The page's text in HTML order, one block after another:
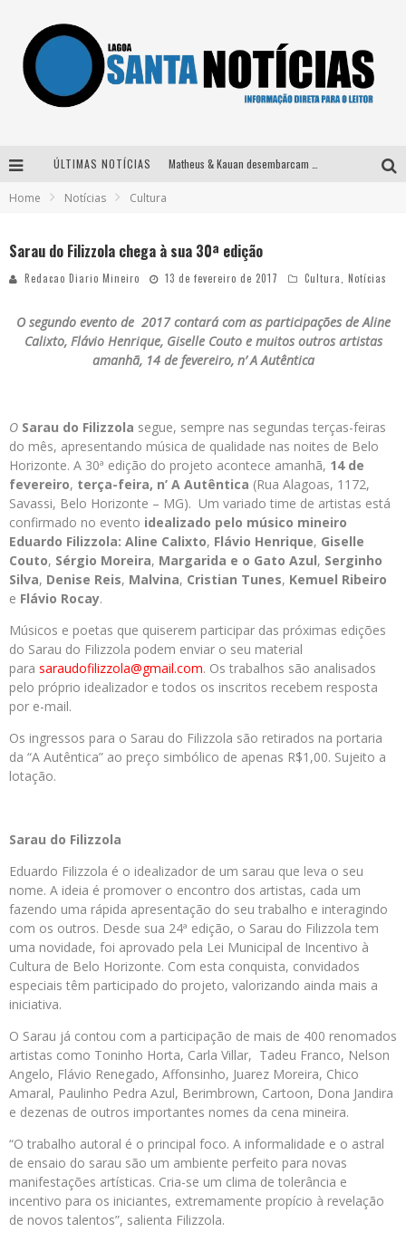
ÚLTIMAS NOTÍCIAS
Após sair da KondZilla, DJ Danny Albuquerque inicia nova fase
Home Notícias Cultura
Sarau do Filizzola chega à sua 30ª edição
Redacao Diario Mineiro 13 de fevereiro de 2017 Cultura Notícias
O segundo evento de 2017 contará com as participações deAline
Calixto, Flávio Henrique, Giselle Couto e muitos outros artistas
amanhã, 14 de fevereiro, n’ A Autêntica
O Sarau do Filizzola segue, sempre nas segundas terças-feiras
do mês, apresentando música de qualidade nas noites de Belo
Horizonte. A 30ª edição do projeto acontece amanhã, 14 de
fevereiro, terça-feira, n’ A Autêntica (Rua Alagoas, 1172,
Savassi, Belo Horizonte – MG). Um variado time de artistas está
confirmado no evento idealizado pelo músico mineiro
Eduardo Filizzola: Aline Calixto, Flávio Henrique, Giselle
Couto, Sérgio Moreira, Margarida e o Gato Azul, Serginho
Silva, Denise Reis, Malvina, Cristian Tunes, Kemuel Ribeiro
e Flávio Rocay.
Músicos e poetas que quiserem participar das próximas edições
do Sarau do Filizzola podem enviar o seu material
para saraudofilizzola@gmail.com. Os trabalhos são analisados
pelo próprio idealizador e todos os inscritos recebem resposta
por e-mail.
Os ingressos para o Sarau do Filizzola são retirados na portaria
da “A Autêntica” ao preço simbólico de apenas R$1,00. Sujeito a
lotação.
Sarau do Filizzola
Eduardo Filizzola é o idealizador de um sarau que leva o seu
nome. A ideia é promover o encontro dos artistas, cada um
fazendo uma rápida apresentação do seu trabalho e interagindo
com os outros. Desde sua 24ª edição, o Sarau do Filizzola tem
uma novidade, foi aprovado pela Lei Municipal de Incentivo à
Cultura de Belo Horizonte. Com esta conquista, convidados
especiais têm participado do projeto, valorizando ainda mais a
iniciativa.
O Sarau já contou com a participação de mais de 400 renomados
artistas como Toninho Horta, Carla Villar, Tadeu Franco, Nelson
Angelo, Flávio Renegado, Affonsinho, Juarez Moreira, Chico
Amaral, Paulinho Pedra Azul, Berimbrown, Cartoon, Dona Jandira
e dezenas de outros importantes nomes da cena mineira.
“O trabalho autoral é o principal foco. A informalidade e o astral
de ensaio do sarau são um ambiente perfeito para novas
manifestações artísticas. Cria-se um clima de tolerância e
incentivo para os iniciantes, extremamente propício à revelação
de novos talentos”, salienta Filizzola.